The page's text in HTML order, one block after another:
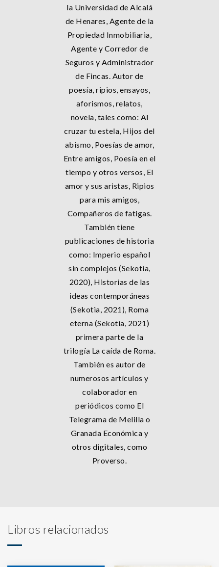
la Universidad de Alcalá
de Henares, Agente de la
Propiedad Inmobiliaria,
Agente y Corredor de
Seguros y Administrador
de Fincas. Autor de
poesía, ripios, ensayos,
aforismos, relatos,
novela, tales como: Al
cruzar tu estela, Hijos del
abismo, Poesías de amor,
Entre amigos, Poesía en el
tiempo y otros versos, El
amor y sus aristas, Ripios
para mis amigos,
Compañeros de fatigas.
También tiene
publicaciones de historia
como: Imperio español
sin complejos (Sekotia,
2020), Historias de las
ideas contemporáneas
(Sekotia, 2021), Roma
eterna (Sekotia, 2021)
primera parte de la
trilogía La caída de Roma.
También es autor de
numerosos artículos y
colaborador en
periódicos como El
Telegrama de Melilla o
Granada Económica y
otros digitales, como
Proverso.
Libros relacionados